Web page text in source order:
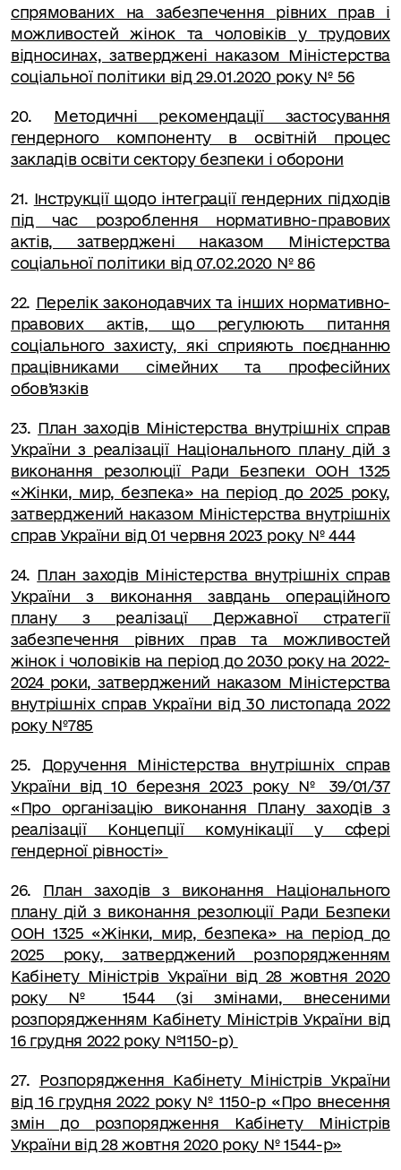
спрямованих на забезпечення рівних прав і
можливостей жінок та чоловіків у трудових
відносинах, затверджені наказом Міністерства
соціальної політики від 29.01.2020 року № 56
20. Методичні рекомендації застосування
гендерного компоненту в освітній процес
закладів освіти сектору безпеки і оборони
21. Інструкції щодо інтеграції гендерних підходів
під час розроблення нормативно-правових
актів, затверджені наказом Міністерства
соціальної політики від 07.02.2020 № 86
22. Перелік законодавчих та інших нормативно-
правових актів, що регулюють питання
соціального захисту, які сприяють поєднанню
працівниками сімейних та професійних
обов’язків
23. План заходів Міністерства внутрішніх справ
України з реалізації Національного плану дій з
виконання резолюції Ради Безпеки ООН 1325
«Жінки, мир, безпека» на період до 2025 року,
затверджений наказом Міністерства внутрішніх
справ України від 01 червня 2023 року № 444
24. План заходів Міністерства внутрішніх справ
України з виконання завдань операційного
плану з реалізацї Державної стратегії
забезпечення рівних прав та можливостей
жінок і чоловіків на період до 2030 року на 2022-
2024 роки, затверджений наказом Міністерства
внутрішніх справ України від 30 листопада 2022
року №785
25. Доручення Міністерства внутрішніх справ
України від 10 березня 2023 року № 39/01/37
«Про організацію виконання Плану заходів з
реалізації Концепції комунікації у сфері
гендерної рівності»
26. План заходів з виконання Національного
плану дій з виконання резолюції Ради Безпеки
ООН 1325 «Жінки, мир, безпека» на період до
2025 року, затверджений розпорядженням
Кабінету Міністрів України від 28 жовтня 2020
року № 1544 (зі змінами, внесеними
розпорядженням Кабінету Міністрів України від
16 грудня 2022 року №1150-р)
27. Розпорядження Кабінету Міністрів України
від 16 грудня 2022 року № 1150-р «Про внесення
змін до розпорядження Кабінету Міністрів
України від 28 жовтня 2020 року № 1544-р»